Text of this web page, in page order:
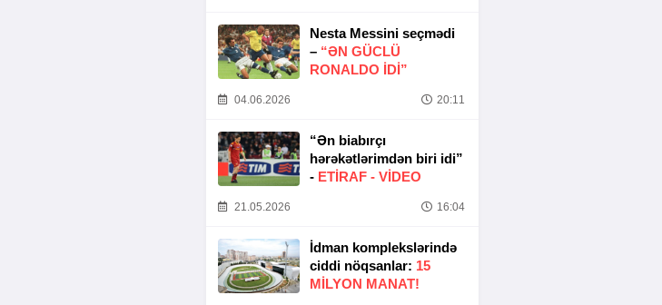
Nesta Messini seçmədi
– “ƏN GÜCLÜ
RONALDO IDI”
04.06.2026 20:11
“Ən biabırçı
hərəkətlərimdən biri idi”
- ETIRAF - VİDEO
21.05.2026 16:04
İdman komplekslərində
ciddi nöqsanlar: 15
MILYON MANAT!